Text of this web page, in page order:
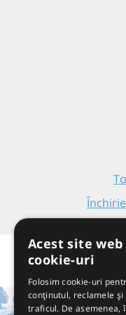
Acest site
cookie-uri
Folosim cookie-uri
conținutul, reclamele și
traficul. De asemenea,